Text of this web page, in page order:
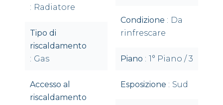
Radiatore
Tipo di
riscaldamento
Gas
Accesso al
riscaldamento
Condizione
Da
rinfrescare
Piano 1° Piano / 3
Esposizione Sud